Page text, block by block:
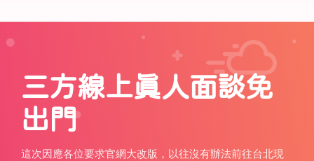
三方線上真人面談免
出門
這次因應各位要求官網大改版，以往沒有辦法前往台北現